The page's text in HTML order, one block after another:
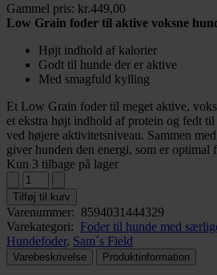
Gammel pris: kr.449,00
Low Grain foder til aktive voksne
Højt indhold af kalorier
Godt til hunde der er aktive
Med smagfuld kylling
Et Low Grain foder til meget aktive,
et ekstra højt indhold af protein og fedt
ved højere aktivitetsniveau. Sammen
giver hunden den energi, som er optimal
Kun 3 tilbage på lager
Tilføj til kurv
Varenummer: 8594031444329
Varekategori: Foder til hunde med
Hundefoder, Sam´s Field
Varebeskrivelse Produktinformation